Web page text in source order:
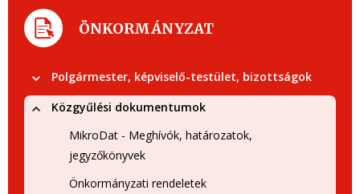
ÖNKORMÁNYZAT
Polgármester, képviselő-testület, bizottságok
Közgyűlési dokumentumok
MikroDat - Meghívók, határozatok,
jegyzőkönyvek
Önkormányzati rendeletek